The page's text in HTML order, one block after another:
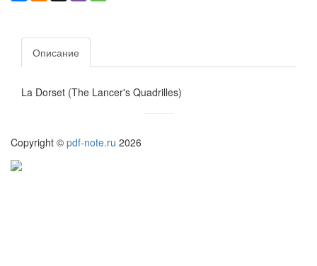
Описание
La Dorset (The Lancer's Quadrilles)
Copyright © pdf-note.ru 2026